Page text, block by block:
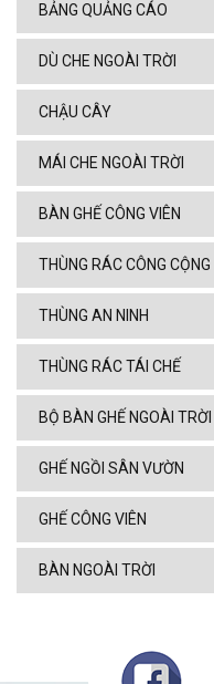
BẢNG QUẢNG CÁO
DÙ CHE NGOÀI TRỜI
CHẬU CÂY
MÁI CHE NGOÀI TRỜI
BÀN GHẾ CÔNG VIÊN
THÙNG RÁC CÔNG CỘNG
THÙNG AN NINH
THÙNG RÁC TÁI CHẾ
BỘ BÀN GHẾ NGOÀI TRỜI
GHẾ NGỒI SÂN VƯỜN
GHẾ CÔNG VIÊN
BÀN NGOÀI TRỜI